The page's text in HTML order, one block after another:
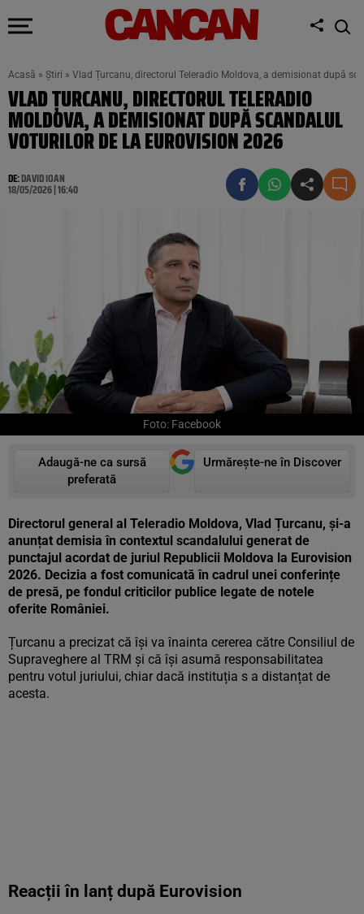
Acasă » Știri » Vlad Țurcanu, directorul Teleradio Moldova, a demisionat după
VLAD ȚURCANU, DIRECTORUL TELERADIO
MOLDOVA, A DEMISIONAT DUPĂ SCANDALUL
VOTURILOR DE LA EUROVISION 2026
DE:DAVID IOAN
18/05/2026 | 16:40
Foto: Facebook
Adaugă-ne ca sursă
preferată
Urmărește-ne în Discover
Directorul general al Teleradio Moldova, Vlad Țurcanu, și-a
anunțat demisia în contextul scandalului generat de
punctajul acordat de juriul Republicii Moldova la Eurovision
2026. Decizia a fost comunicată în cadrul unei conferințe
de presă, pe fondul criticilor publice legate de notele
oferite României.
Țurcanu a precizat că își va înainta cererea către Consiliul de
Supraveghere al TRM și că își asumă responsabilitatea
pentru votul juriului, chiar dacă instituția s a distanțat de
acesta.
Reacții în lanț după Eurovision